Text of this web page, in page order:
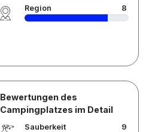
Region 8
Bewertungen des
Campingplatzes im Detail
Sauberkeit 9